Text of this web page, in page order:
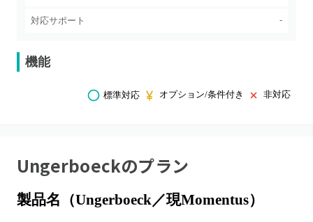
対応サポート -
機能
標準対応 オプション/条件付き 非対応
Ungerboeckのプラン
製品名（Ungerboeck／現Momentus）